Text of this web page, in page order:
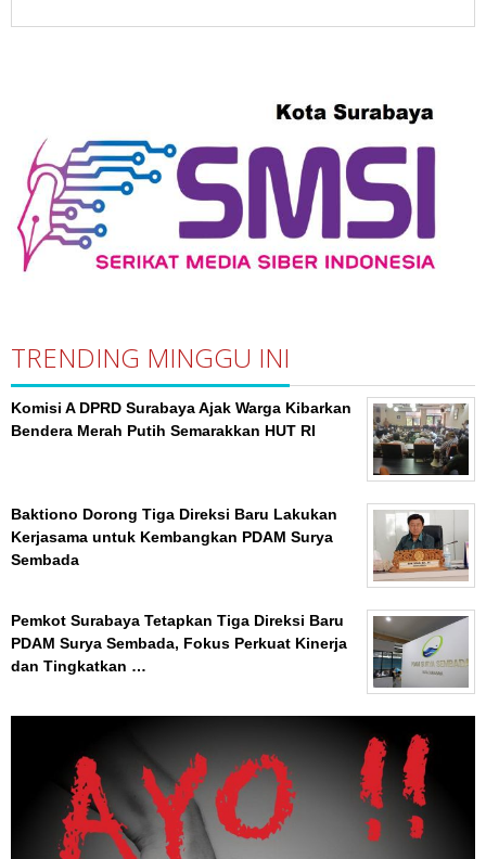
TRENDING MINGGU INI
Komisi A DPRD Surabaya Ajak Warga Kibarkan
Bendera Merah Putih Semarakkan HUT RI
Baktiono Dorong Tiga Direksi Baru Lakukan
Kerjasama untuk Kembangkan PDAM Surya
Sembada
Pemkot Surabaya Tetapkan Tiga Direksi Baru
PDAM Surya Sembada, Fokus Perkuat Kinerja
dan Tingkatkan …